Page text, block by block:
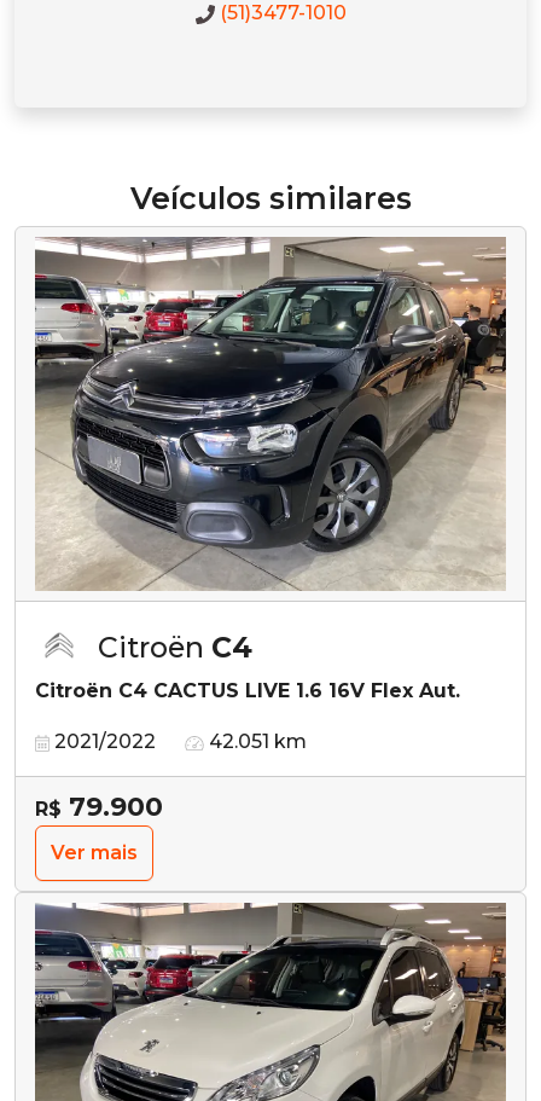
(51)3477-1010
Veículos similares
Citroën C4
Citroën C4 CACTUS LIVE 1.6 16V Flex Aut.
2021/2022 42.051 km
R$ 79.900
Ver mais